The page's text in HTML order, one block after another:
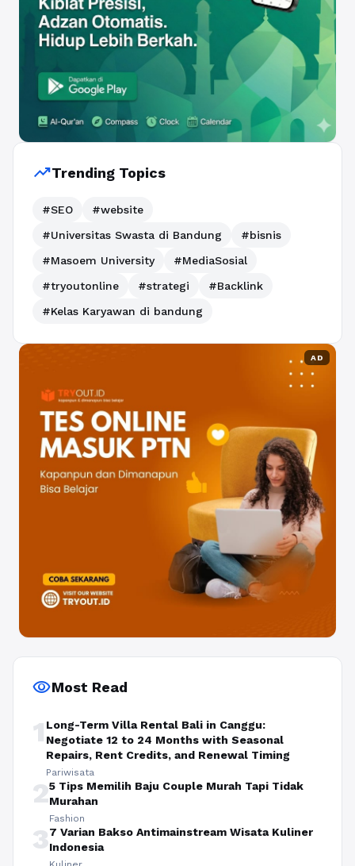
trending_upTrending Topics
#SEO
#website
#Universitas Swasta di Bandung
#bisnis
#Masoem University
#MediaSosial
#tryoutonline
#strategi
#Backlink
#Kelas Karyawan di bandung
AD
visibilityMost Read
1 Long-Term Villa Rental Bali in Canggu:
Negotiate 12 to 24 Months with Seasonal
Repairs, Rent Credits, and Renewal Timing
Pariwisata
25 Tips Memilih Baju Couple Murah Tapi Tidak
Murahan
Fashion
37 Varian Bakso Antimainstream Wisata Kuliner
Indonesia